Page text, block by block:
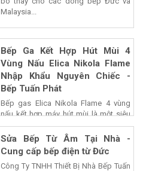
Malaysia...
Bếp Ga Kết Hợp Hút Mùi 4
Vùng Nấu Elica Nikola Flame
Nhập Khẩu Nguyên Chiếc -
Bếp Tuấn Phát
Bếp gas Elica Nikola Flame 4 vùng
nấu kết hợp máy hút mùi là một siêu
phẩm của...
Sửa Bếp Từ Âm Tại Nhà -
Cung cấp bếp điện từ Đức
Công Ty TNHH Thiết Bị Nhà Bếp Tuấn